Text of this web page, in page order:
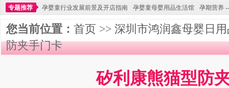
专题推荐
孕婴童行业发展前景及开店指南 孕婴童母婴用品生活馆 孕期营养
您当前位置： 首页 >> 深圳市鸿润鑫母婴日
防夹手门卡
矽利康熊猫型防